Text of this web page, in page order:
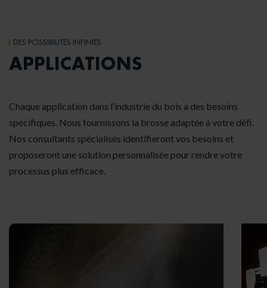
DES POSSIBILITÉS INFINIES
APPLICATIONS
Chaque application dans l’industrie du bois a des besoins
spécifiques. Nous fournissons la brosse adaptée à votre défi.
Nos consultants spécialisés identifieront vos besoins et
proposeront une solution personnalisée pour rendre votre
processus plus efficace.